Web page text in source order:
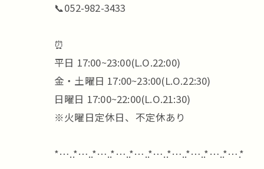
📞052-982-3433
⏰
平日 17:00~23:00(L.O.22:00)
金・土曜日 17:00~23:00(L.O.22:30)
日曜日 17:00~22:00(L.O.21:30)
※火曜日定休日、不定休あり
*…..*…..*…..*…..*…..*…..*…..*…..*…..*….*